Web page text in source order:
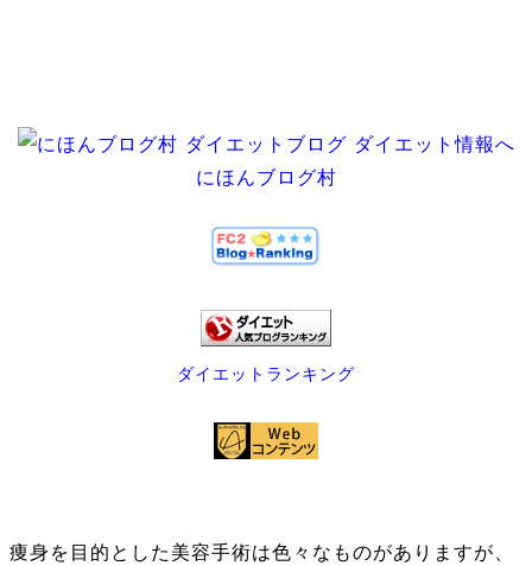
にほんブログ村
ダイエットランキング
痩身を目的とした美容手術は色々なものがありますが、